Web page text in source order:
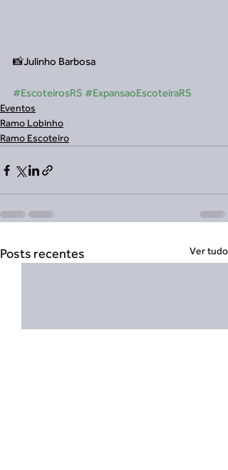
📸Julinho Barbosa
#EscoteirosRS #ExpansaoEscoteiraRS
Eventos
Ramo Lobinho
Ramo Escoteiro
Posts recentes Ver tudo